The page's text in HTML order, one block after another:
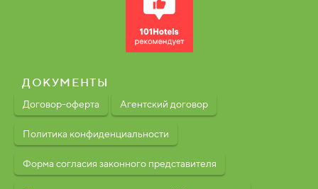
ДОКУМЕНТЫ
Договор-оферта Агентский договор
Политика конфиденциальности
Форма согласия законного представителя